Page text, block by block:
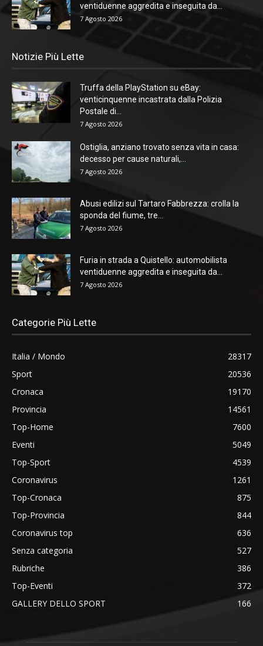
ventiduenne aggredita e inseguita da...
7 Agosto 2026
Notizie Più Lette
Truffa della PlayStation su eBay:
venticinquenne incastrata dalla Polizia
Postale di...
7 Agosto 2026
Ostiglia, anziano trovato senza vita in casa:
decesso per cause naturali,...
7 Agosto 2026
Abusi edilizi sul Tartaro Fabbrezza: crolla la
sponda del fiume, tre...
7 Agosto 2026
Furia in strada a Quistello: automobilista
ventiduenne aggredita e inseguita da...
7 Agosto 2026
Categorie Più Lette
Italia / Mondo
28317
Sport
20536
Cronaca
19170
Provincia
14561
Top-Home
7600
Eventi
5049
Top-Sport
4539
Coronavirus
1261
Top-Cronaca
875
Top-Provincia
844
Coronavirus top
636
Senza categoria
527
Rubriche
386
Top-Eventi
372
GALLERY DELLO SPORT
166